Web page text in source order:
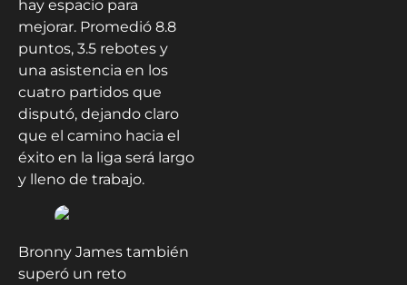
hay espacio para
mejorar. Promedió 8.8
puntos, 3.5 rebotes y
una asistencia en los
cuatro partidos que
disputó, dejando claro
que el camino hacia el
éxito en la liga será largo
y lleno de trabajo.
Bronny James también
superó un reto